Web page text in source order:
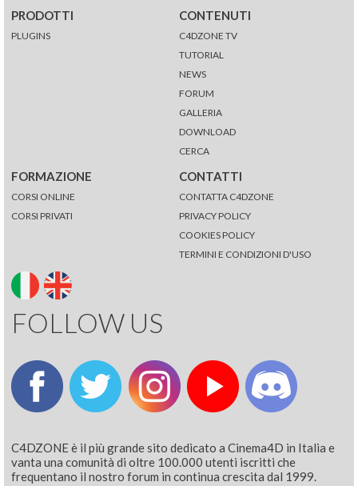
PRODOTTI
PLUGINS
CONTENUTI
C4DZONE TV
TUTORIAL
NEWS
FORUM
GALLERIA
DOWNLOAD
CERCA
FORMAZIONE
CORSI ONLINE
CORSI PRIVATI
CONTATTI
CONTATTA C4DZONE
PRIVACY POLICY
COOKIES POLICY
TERMINI E CONDIZIONI D'USO
FOLLOW US
C4DZONE è il più grande sito dedicato a Cinema4D in Italia e
vanta una comunità di oltre 100.000 utenti iscritti che
frequentano il nostro forum in continua crescita dal 1999.